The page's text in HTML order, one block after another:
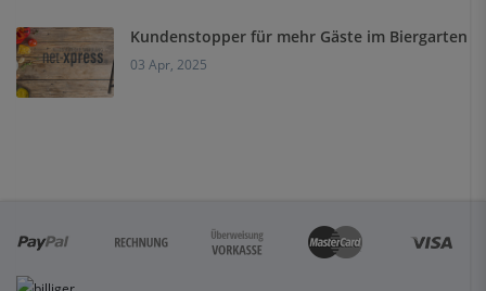
Kundenstopper für mehr Gäste im Biergarten
03 Apr, 2025